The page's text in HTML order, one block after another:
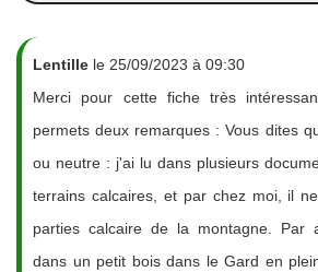
Lentille le 25/09/2023 à 09:30
Merci pour cette fiche très
permets deux remarques : Vous dites
ou neutre : j'ai lu dans plusieurs
terrains calcaires, et par chez moi, il
parties calcaire de la montagne. Par
dans un petit bois dans le Gard en